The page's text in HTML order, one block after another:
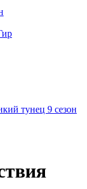
тунец 9 сезон